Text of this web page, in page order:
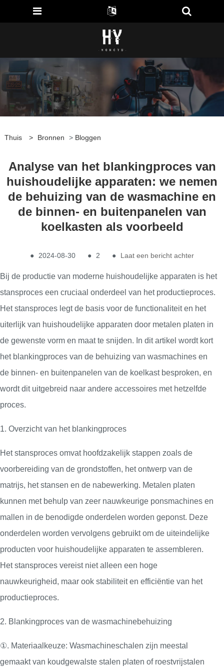
Thuis > Bronnen > Bloggen
Analyse van het blankingproces van
huishoudelijke apparaten: we nemen
de behuizing van de wasmachine en
de binnen- en buitenpanelen van
koelkasten als voorbeeld
● 2024-08-30 ● 2 ● Laat een bericht achter
Bij de productie van moderne huishoudelijke apparaten is het
stansproces een cruciaal onderdeel van het productieproces.
Het stansproces legt de basis voor de functionaliteit en het
uiterlijk van huishoudelijke apparaten door metalen platen in
de gewenste vorm en maat te snijden. In dit artikel wordt kort
het blankingproces van de behuizing van wasmachines en
de binnen- en buitenpanelen van de koelkast besproken, en
wordt dit uitgebreid naar andere accessoires met hetzelfde
proces.
1. Overzicht van het blankingproces
Het stansproces omvat hoofdzakelijk stappen zoals de
voorbereiding van de grondstoffen, het ontwerp van de
matrijs, het stansen en de nabewerking. Metalen platen
kunnen met behulp van zeer nauwkeurige ponsmachines en
mallen in de benodigde onderdelen worden geponst. Deze
onderdelen worden vervolgens gebruikt om de uiteindelijke
producten voor huishoudelijke apparaten te assembleren.
Het stansproces vereist niet alleen een hoge
nauwkeurigheid, maar ook stabiliteit en efficiëntie van het
productieproces.
2. Blankingproces van de wasmachinebehuizing
①. Materiaalkeuze: Wasmachineschalen zijn meestal
gemaakt van koudgewalste stalen platen of roestvrijstalen